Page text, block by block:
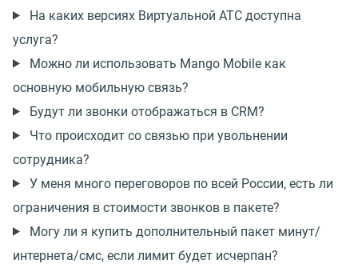
На каких версиях Виртуальной АТС доступна
услуга?
Можно ли использовать Mango Mobile как
основную мобильную связь?
Будут ли звонки отображаться в CRM?
Что происходит со связью при увольнении
сотрудника?
У меня много переговоров по всей России, есть ли
ограничения в стоимости звонков в пакете?
Могу ли я купить дополнительный пакет минут/
интернета/смс, если лимит будет исчерпан?